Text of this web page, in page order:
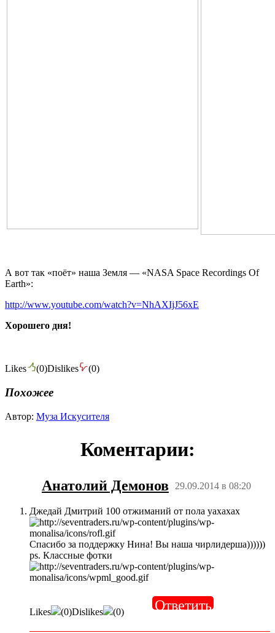
А вот так «поёт» наша Земля — «NASA Space Recordings Of
Earth»:
http://www.youtube.com/watch?v=NhAXIjJ56xE
Хорошего дня!
Likes (0)Dislikes (0)
Похожее
Автор: Муза Искусителя
Коментарии:
Анатолий Демонов 29.09.2014 в 08:20
Джедай Дмитрий 100 отжиманий от пола уахахах
Спасибо за поддержку Нина! Вы наша чирлидерша))))))
ps. Классные фотки
Likes (0)Dislikes (0) Ответить